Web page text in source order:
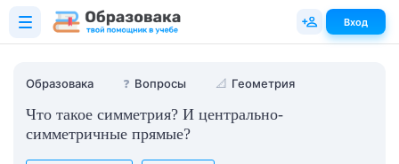
Образовака ❓ Вопросы 📐 Геометрия
Что такое симметрия? И центрально-
симметричные прямые?
Вход